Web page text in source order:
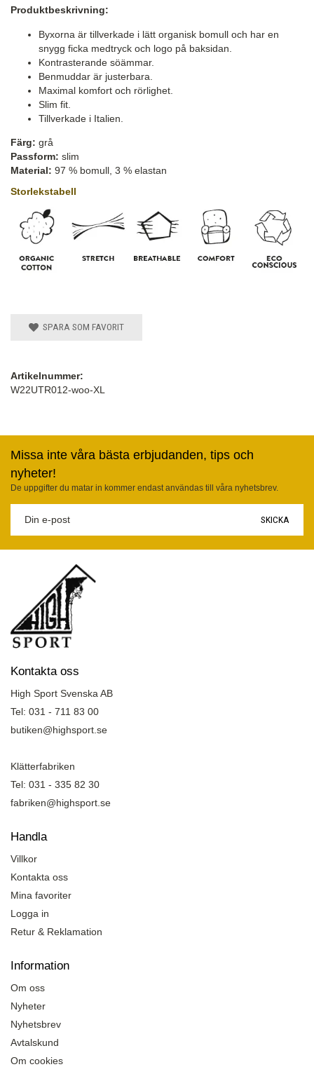
Produktbeskrivning:
Byxorna är tillverkade i lätt organisk bomull och har en
snygg ficka medtryck och logo på baksidan.
Kontrasterande söämmar.
Benmuddar är justerbara.
Maximal komfort och rörlighet.
Slim fit.
Tillverkade i Italien.
Färg: grå
Passform: slim
Material: 97 % bomull, 3 % elastan
Storlekstabell
SPARA SOM FAVORIT
Artikelnummer:
W22UTR012-woo-XL
Missa inte våra bästa erbjudanden, tips och
nyheter!
De uppgifter du matar in kommer endast användas till våra nyhetsbrev.
SKICKA
Kontakta oss
High Sport Svenska AB
Tel: 031 - 711 83 00
butiken@highsport.se
Klätterfabriken
Tel: 031 - 335 82 30
fabriken@highsport.se
Handla
Villkor
Kontakta oss
Mina favoriter
Logga in
Retur & Reklamation
Information
Om oss
Nyheter
Nyhetsbrev
Avtalskund
Om cookies